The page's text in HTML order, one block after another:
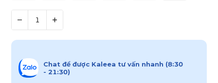
Chat để được Kaleea tư vấn nhanh (8:30
- 21:30)